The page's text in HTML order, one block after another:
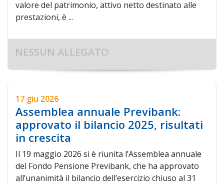
valore del patrimonio, attivo netto destinato alle
prestazioni, è ...
NESSUN ALLEGATO
17 giu 2026
Assemblea annuale Previbank:
approvato il bilancio 2025, risultati
in crescita
Il 19 maggio 2026 si è riunita l’Assemblea annuale
del Fondo Pensione Previbank, che ha approvato
all’unanimità il bilancio dell’esercizio chiuso al 31